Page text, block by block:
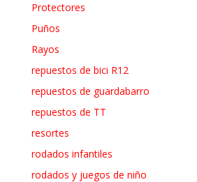
Protectores
Puños
Rayos
repuestos de bici R12
repuestos de guardabarro
repuestos de TT
resortes
rodados infantiles
rodados y juegos de niño